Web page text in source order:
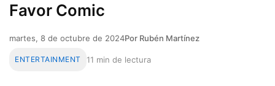
Favor Comic
martes, 8 de octubre de 2024Por Rubén Martínez
ENTERTAINMENT 11 min de lectura